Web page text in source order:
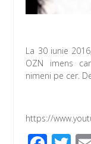
La 30 iunie
OZN imens
nimeni pe cer.
https://